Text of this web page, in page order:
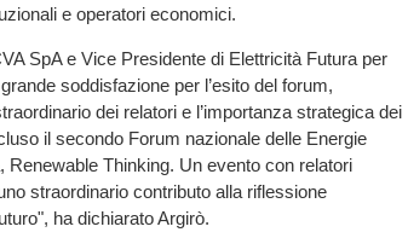
e operatori economici.
SpA e Vice Presidente di Elettricità Futura per
soddisfazione per l’esito del forum,
dei relatori e l’importanza strategica dei
il secondo Forum nazionale delle Energie
Renewable Thinking. Un evento con relatori
straordinario contributo alla riflessione
ha dichiarato Argirò.